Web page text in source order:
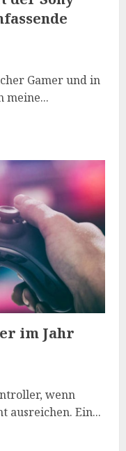
Gamer und in
meine...
im Jahr
wenn
ausreichen. Ein...